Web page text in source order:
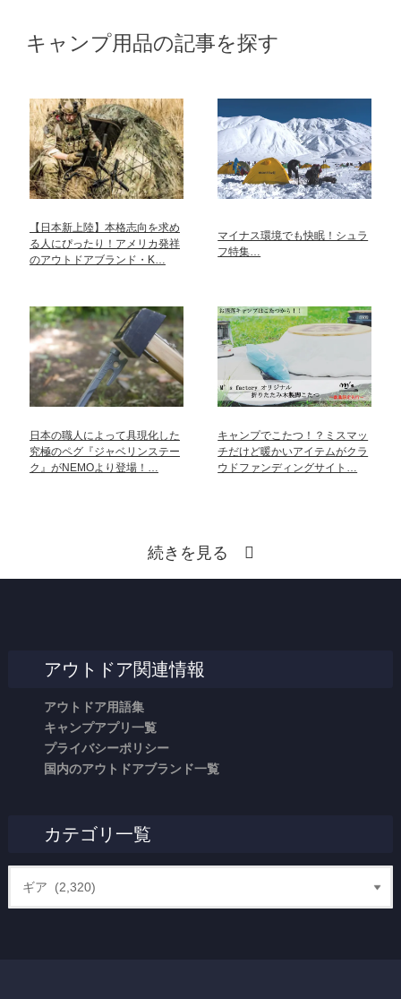
キャンプ用品の記事を探す
【日本新上陸】本格志向を求め
る人にぴったり！アメリカ発祥
のアウトドアブランド・K…
マイナス環境でも快眠！シュラ
フ特集…
日本の職人によって具現化した
究極のペグ『ジャベリンステー
ク』がNEMOより登場！…
キャンプでこたつ！？ミスマッ
チだけど暖かいアイテムがクラ
ウドファンディングサイト…
続きを見る
アウトドア関連情報
アウトドア用語集
キャンプアプリ一覧
プライバシーポリシー
国内のアウトドアブランド一覧
カテゴリ一覧